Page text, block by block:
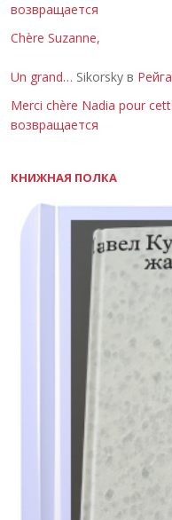
возвращается
Chère Suzanne,
Un grand… Sikorsky в
Merci chère Nadia pour
возвращается
КНИЖНАЯ ПОЛКА